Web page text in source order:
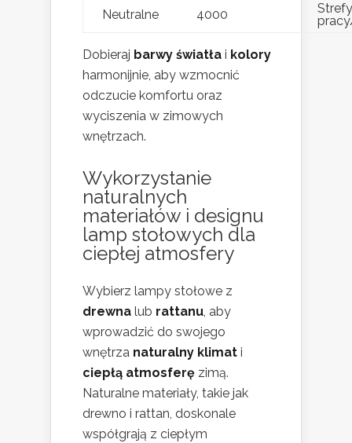
Neutralne
4000
Strefy
Dobieraj barwy światła i kolory
harmonijnie, aby wzmocnić
odczucie komfortu oraz
wyciszenia w zimowych
wnętrzach.
Wykorzystanie
naturalnych
materiałów i designu
lamp stołowych dla
ciepłej atmosfery
Wybierz lampy stołowe z
drewna lub rattanu, aby
wprowadzić do swojego
wnętrza naturalny klimat i
ciepłą atmosferę zimą.
Naturalne materiały, takie jak
drewno i rattan, doskonale
współgrają z ciepłym